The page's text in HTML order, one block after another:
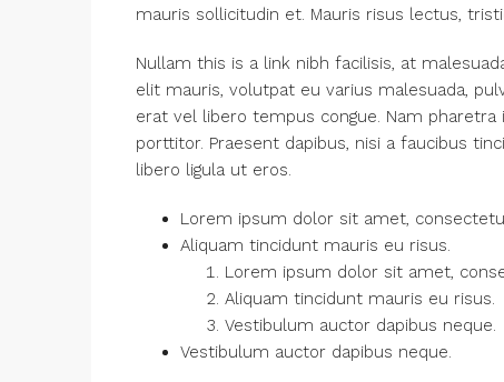
mauris sollicitudin et. Mauris risus lectus,
Nullam this is a link nibh facilisis, at
elit mauris, volutpat eu varius malesuada,
erat vel libero tempus congue. Nam
porttitor. Praesent dapibus, nisi a faucibus
libero ligula ut eros.
Lorem ipsum dolor sit amet,
Aliquam tincidunt mauris eu risus.
Lorem ipsum dolor sit amet,
Aliquam tincidunt mauris eu risus.
Vestibulum auctor dapibus neque.
Vestibulum auctor dapibus neque.